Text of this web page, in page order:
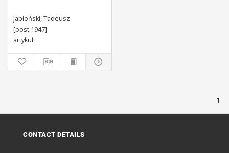
Jabłoński, Tadeusz
[post 1947]
artykuł
1
CONTACT DETAILS